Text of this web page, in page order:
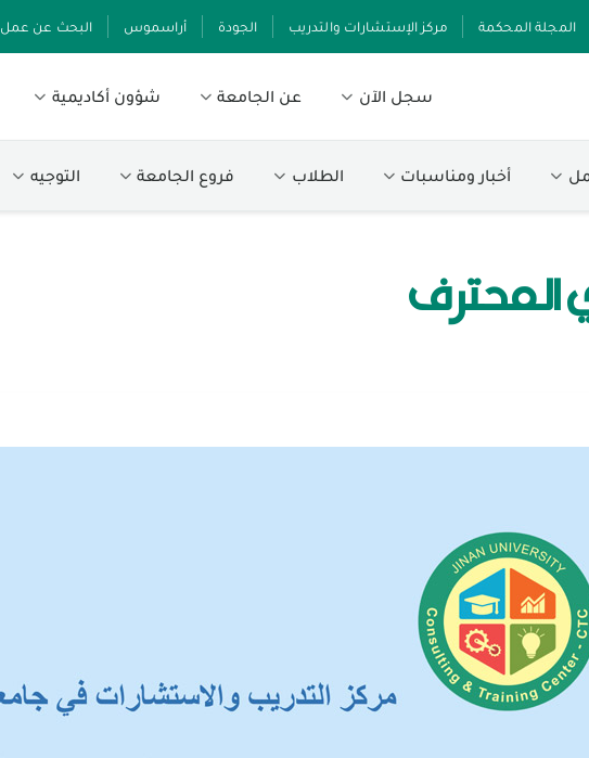
المجلة المحكمة مركز الإستشارات والتدريب الجودة أراسموس البحث عن عمل
سجل الآن عن الجامعة شؤون أكاديمية
أخبار ومناسبات الطلاب فروع الجامعة التوجيه
المحترف